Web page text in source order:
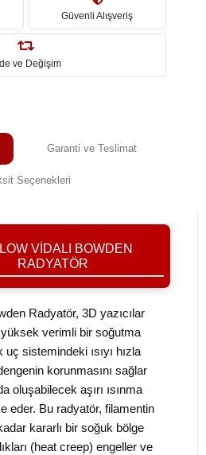
Güvenli Alışveriş
ve Değişim
Garanti ve Teslimat
Seçenekleri
VIDALI BOWDEN
RADYATÖR
Radyatör, 3D yazıcılar
verimli bir soğutma
uç sistemindeki ısıyı hızla
korunmasını sağlar
oluşabilecek aşırı ısınma
eder. Bu radyatör, filamentin
kararlı bir soğuk bölge
(heat creep) engeller ve